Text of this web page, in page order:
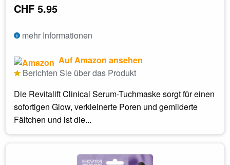
CHF 5.95
mehr Informationen
Auf Amazon ansehen
Berichten Sie über das Produkt
Die Revitalift Clinical Serum-Tuchmaske sorgt für einen
sofortigen Glow, verkleinerte Poren und gemilderte
Fältchen und ist die...